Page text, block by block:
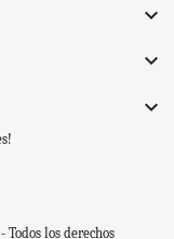



Todos los derechos